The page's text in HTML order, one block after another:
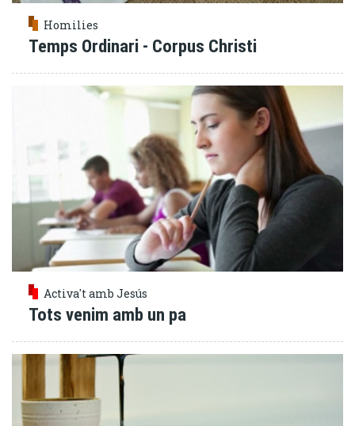
Homilies
Temps Ordinari - Corpus Christi
Activa't amb Jesús
Tots venim amb un pa